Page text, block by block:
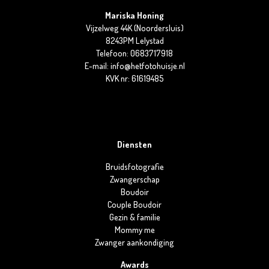
Mariska Honing
Vijzelweg 44K (Noordersluis)
8243PM Lelystad
Telefoon: 0683717918
E-mail: info@hetfotohuisje.nl
KVK nr: 61619485
Diensten
Bruidsfotografie
Zwangerschap
Boudoir
Couple Boudoir
Gezin & familie
Mommy me
Zwanger aankondiging
Awards